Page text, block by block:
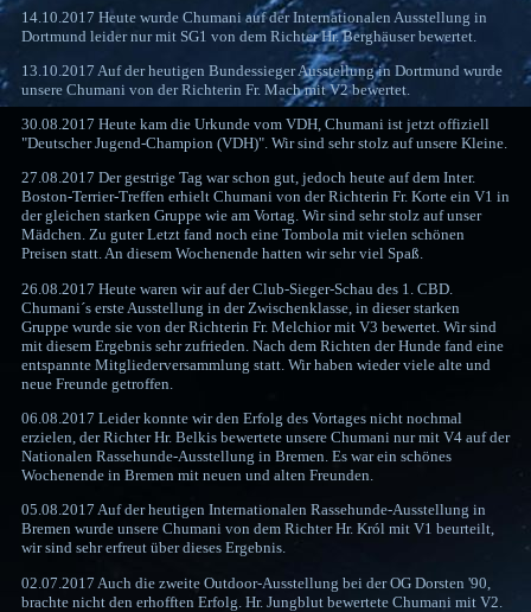
14.10.2017 Heute wurde Chumani auf der Internationalen Ausstellung in
Dortmund leider nur mit SG1 von dem Richter Hr. Berghäuser bewertet.
13.10.2017 Auf der heutigen Bundessieger Ausstellung in Dortmund wurde
unsere Chumani von der Richterin Fr. Mach mit V2 bewertet.
30.08.2017 Heute kam die Urkunde vom VDH, Chumani ist jetzt offiziell
"Deutscher Jugend-Champion (VDH)". Wir sind sehr stolz auf unsere Kleine.
27.08.2017 Der gestrige Tag war schon gut, jedoch heute auf dem Inter.
Boston-Terrier-Treffen erhielt Chumani von der Richterin Fr. Korte ein V1 in
der gleichen starken Gruppe wie am Vortag. Wir sind sehr stolz auf unser
Mädchen. Zu guter Letzt fand noch eine Tombola mit vielen schönen
Preisen statt. An diesem Wochenende hatten wir sehr viel Spaß.
26.08.2017 Heute waren wir auf der Club-Sieger-Schau des 1. CBD.
Chumani´s erste Ausstellung in der Zwischenklasse, in dieser starken
Gruppe wurde sie von der Richterin Fr. Melchior mit V3 bewertet. Wir sind
mit diesem Ergebnis sehr zufrieden. Nach dem Richten der Hunde fand eine
entspannte Mitgliederversammlung statt. Wir haben wieder viele alte und
neue Freunde getroffen.
06.08.2017 Leider konnte wir den Erfolg des Vortages nicht nochmal
erzielen, der Richter Hr. Belkis bewertete unsere Chumani nur mit V4 auf der
Nationalen Rassehunde-Ausstellung in Bremen. Es war ein schönes
Wochenende in Bremen mit neuen und alten Freunden.
05.08.2017 Auf der heutigen Internationalen Rassehunde-Ausstellung in
Bremen wurde unsere Chumani von dem Richter Hr. Król mit V1 beurteilt,
wir sind sehr erfreut über dieses Ergebnis.
02.07.2017 Auch die zweite Outdoor-Ausstellung bei der OG Dorsten '90,
brachte nicht den erhofften Erfolg. Hr. Jungblut bewertete Chumani mit V2.